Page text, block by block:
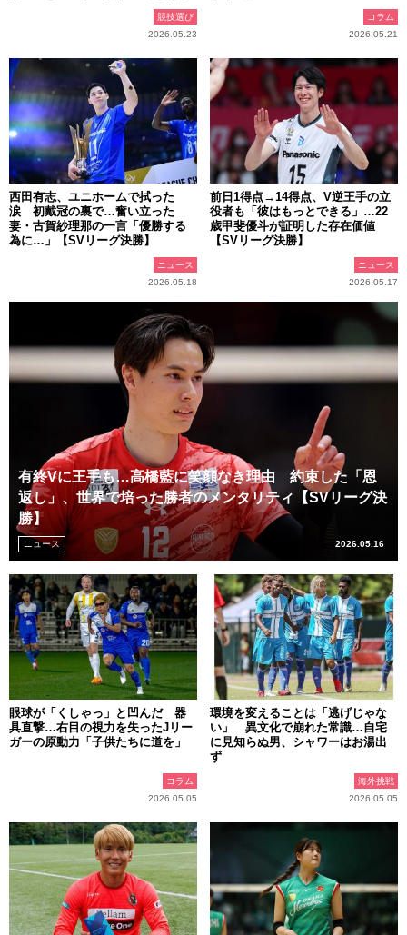
競技選び
2026.05.23
コラム
2026.05.21
西田有志、ユニホームで拭った
涙 初戴冠の裏で…奮い立った
妻・古賀紗理那の一言「優勝する
為に…」【SVリーグ決勝】
ニュース
2026.05.18
前日1得点→14得点、V逆王手の立
役者も「彼はもっとできる」…22
歳甲斐優斗が証明した存在価値
【SVリーグ決勝】
ニュース
2026.05.17
有終Vに王手も…高橋藍に笑顔なき理由 約束した「恩
返し」、世界で培った勝者のメンタリティ【SVリーグ決
勝】
ニュース 2026.05.16
眼球が「くしゃっ」と凹んだ 器
具直撃…右目の視力を失ったJリー
ガーの原動力「子供たちに道を」
コラム
2026.05.05
環境を変えることは「逃げじゃな
い」 異文化で崩れた常識…自宅
に見知らぬ男、シャワーはお湯出
ず
海外挑戦
2026.05.05